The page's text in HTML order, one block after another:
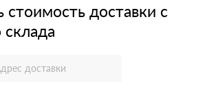
стоимость доставки с